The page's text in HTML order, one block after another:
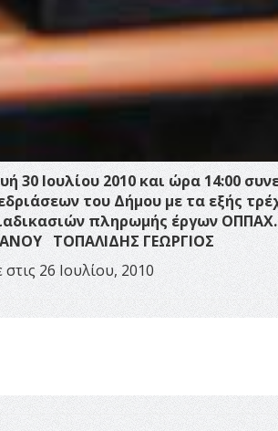
30 Ιουλίου 2010 και ώρα 14:00
του Δήμου με τα εξής
πληρωμής έργων ΟΠΠΑΧ.
ΤΟΠΑΛΙΔΗΣ ΓΕΩΡΓΙΟΣ
26 Ιουλίου, 2010